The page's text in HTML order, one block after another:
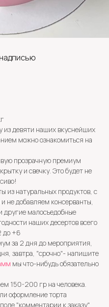
из девяти наших вкуснейших
можно ознакомиться на
прозрачную премиум
и свечку. Это будет не
из натуральных продуктов, с
не добавляем консерванты,
другие малосъедобные
наших десертов всего
до +6
за 2 дня до мероприятия,
завтра, "срочно"- напишите
мы что-нибудь обязательно
150-200 гр на человека.
оформление торта
"комментарии к заказу"